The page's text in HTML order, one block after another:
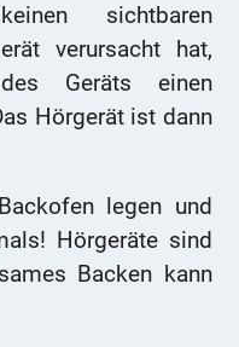
sichtbaren
verursacht hat,
Geräts einen
Hörgerät ist dann
legen und
Hörgeräte sind
Backen kann